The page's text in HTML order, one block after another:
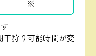
※
狩り可能時間が変